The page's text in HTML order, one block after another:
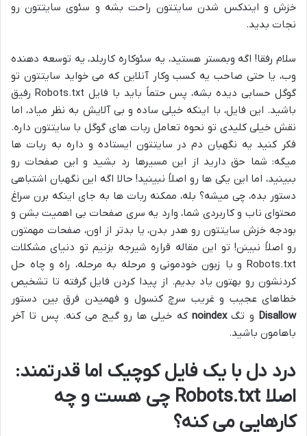
خزش و ایندکس شدن سایتتون راحت بشه و سئوی سایتتون رو
نجات بدید.
سلام رفقا! اگه وبمستر هستید، یه سئوکاره کاربلد، یه توسعه دهنده
وب، یا حتی صاحب یه کسب وکار آنلاین که می خواید سایتتون تو
گوگل حسابی دیده بشه، پس حتماً باید با فایل Robots.txt رفیق
باشید. این فایل، با اینکه خیلی ساده و بی آلایش به نظر میاد، اما
نقش خیلی کلیدی تو نحوه تعامل ربات های گوگل با سایتتون داره.
فکر کنید یه نگهبان دم در سایتتون ایستاده و داره به ربات ها
میگه: شما حق دارید از این مسیرها رد بشید و این صفحات رو
ببینید، اما این یکی ها رو اصلاً نبینید! حالا اگه این نگهبان اشتباهی
دستور بده، چی میشه؟ بله، ممکنه ربات ها به جای اینکه برن سراغ
محتوای ناب و کاربردی شما، وارد یه سری صفحات بی اهمیت بشن و
بودجه خزش سایتتون رو هدر بدن، یا بدتر از اون، صفحات مهمتون
رو اصلاً نبینن! تو این مقاله قراره شیرجه بزنیم تو دنیای مشکلات
Robots.txt و با زبون خودمونی و مرحله به مرحله، راه و چاه حل
کردنشون رو بهتون یاد بدیم. از پیدا کردن فایل گرفته تا تشخیص
خطاهای عجیب و غریب سرچ کنسول و فهمیدن فرق بین دستور
Disallow و تگnoindexکه خیلی ها رو گیج می کنه. پس تا آخر
باهامون باشید.
درد دل با یک فایل کوچیک اما قدرتمند:
اصلا Robots.txt چی هست و چه
کارهایی می کنه؟